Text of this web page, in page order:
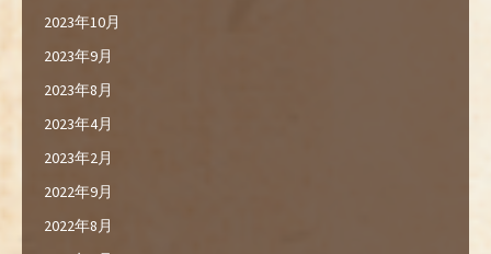
2023年10月
2023年9月
2023年8月
2023年4月
2023年2月
2022年9月
2022年8月